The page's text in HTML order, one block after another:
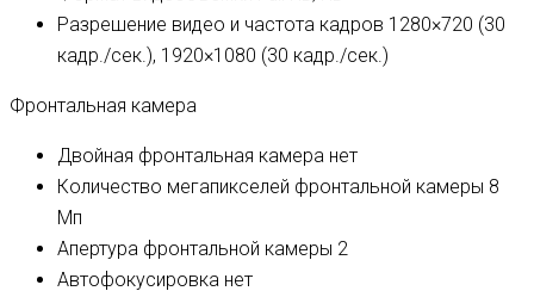
Разрешение видео и частота кадров 1280×720 (30
кадр./сек.), 1920×1080 (30 кадр./сек.)
Фронтальная камера
Двойная фронтальная камера нет
Количество мегапикселей фронтальной камеры 8
Мп
Апертура фронтальной камеры 2
Автофокусировка нет